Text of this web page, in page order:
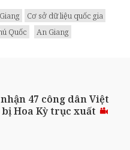
Cơ sở dữ liệu quốc gia
Quốc
An Giang
47 công dân Việt
Hoa Kỳ trục xuất